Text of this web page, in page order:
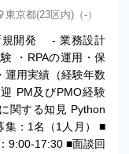
東京都(23区内)（-）
規開発 - 業務設計
・RPAの運用・保
運用実績（経験年数
PM及びPMO経験
関する知見 Python
集：1名（1人月） ■
9:00-17:30 ■面談回